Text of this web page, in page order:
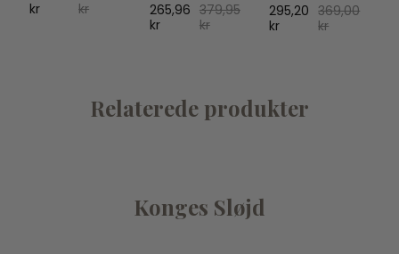
kr
kr
265,96
kr
379,95
kr
295,20
kr
369,00
kr
Relaterede produkter
Konges Sløjd